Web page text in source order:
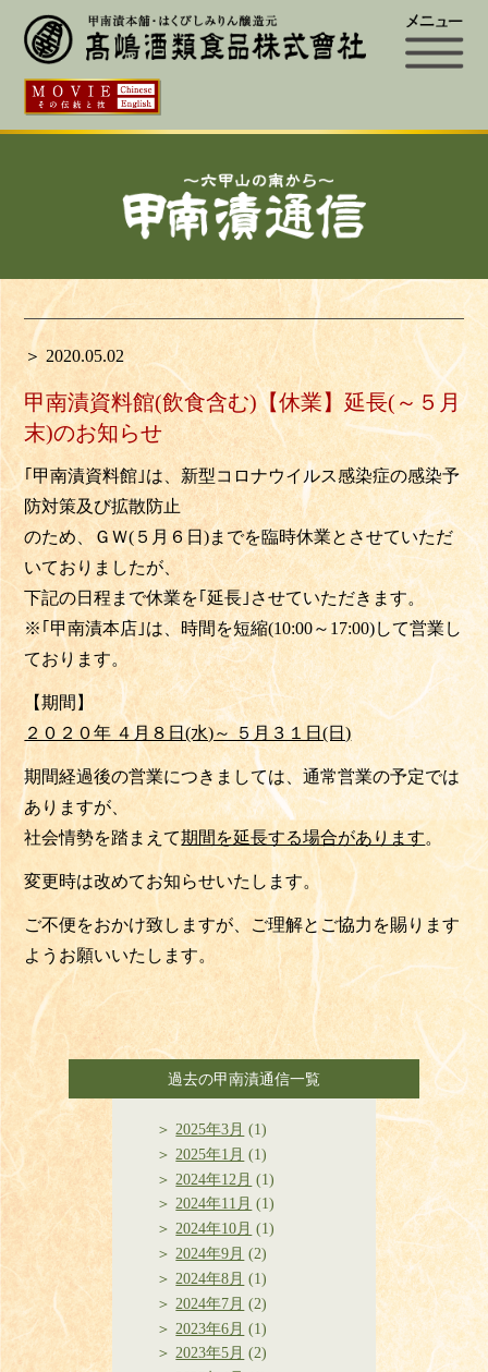
＞ 2020.05.02
甲南漬資料館(飲食含む)【休業】延長(～５月
末)のお知らせ
｢甲南漬資料館｣は、新型コロナウイルス感染症の感染予
防対策及び拡散防止
のため、ＧＷ(５月６日)までを臨時休業とさせていただ
いておりましたが、
下記の日程まで休業を｢延長｣ させていただきます。
※｢甲南漬本店｣は、時間を短縮(10:00～17:00)して営業し
ております。
【期間】
２０２０年 ４月８日(水)～ ５月３１日(日)
期間経過後の営業につきましては、通常営業の予定では
ありますが、
社会情勢を踏まえて期間を延長する場合があります。
変更時は改めてお知らせいたします。
ご不便をおかけ致しますが、ご理解とご協力を賜ります
ようお願いいたします。
過去の甲南漬通信一覧
2025年3月 (1)
2025年1月 (1)
2024年12月 (1)
2024年11月 (1)
2024年10月 (1)
2024年9月 (2)
2024年8月 (1)
2024年7月 (2)
2023年6月 (1)
2023年5月 (2)